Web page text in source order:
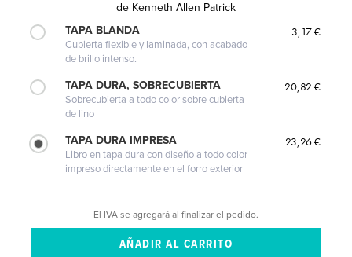
de Kenneth Allen Patrick
TAPA BLANDA
Cubierta flexible y laminada, con acabado
de brillo intenso.
3,17 €
TAPA DURA, SOBRECUBIERTA
Sobrecubierta a todo color sobre cubierta
de lino
20,82 €
TAPA DURA IMPRESA
Libro en tapa dura con diseño a todo color
impreso directamente en el forro exterior
23,26 €
El IVA se agregará al finalizar el pedido.